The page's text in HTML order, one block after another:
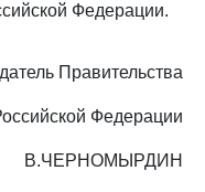
Федерации.
Правительства
Федерации
В.ЧЕРНОМЫРДИН